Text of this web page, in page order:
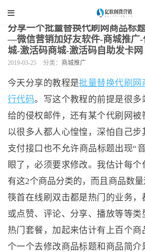
当前位置： 网站装修 > 商城推广
分享一个批量替换代刷网商品标
—微信营销加好友软件-商城推广-
城-激活码商城-激活码自助发卡网
2019-03-25 分类： 商城推广
今天分享的教程是批量替换代刷网
行代码。写这个教程的前提是很多
给的侵权邮件，还有某个代刷网被
以很多人都人心惶惶，深怕自己
支付接口也不允许商品标题出现“
眼了，必须要求修改。我估计每
有这2个商品分类的，而且商品数
筷首在线刷双击都是热门的业务，
或点赞、评论、分享、播放等等类
热门套餐，加起来估计有上百个
个一个去修改商品标题和商品简介